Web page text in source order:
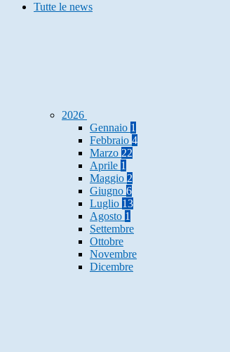
Tutte le news
2026
Gennaio 1
Febbraio 4
Marzo 22
Aprile 1
Maggio 2
Giugno 6
Luglio 13
Agosto 1
Settembre
Ottobre
Novembre
Dicembre